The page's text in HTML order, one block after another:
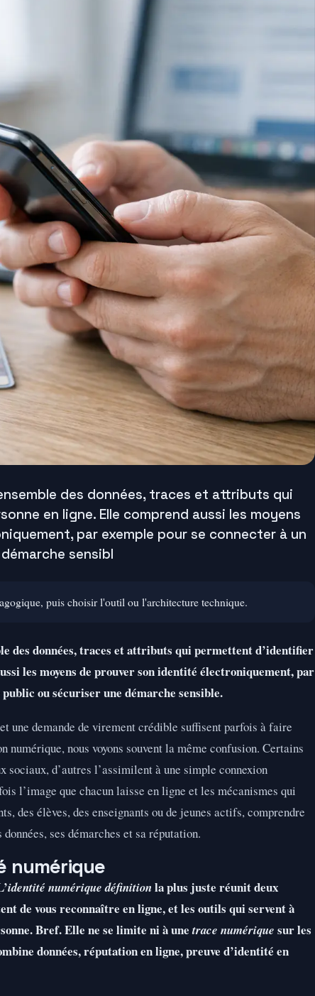
des données, traces et attributs qui
en ligne. Elle comprend aussi les moyens
par exemple pour se connecter à un
sensibl
puis choisir l'outil ou l'architecture technique.
des données, traces et attributs qui permettent d’identifier
les moyens de prouver son identité électroniquement, par
ou sécuriser une démarche sensible.
une demande de virement crédible suffisent parfois à faire
numérique, nous voyons souvent la même confusion. Certains
sociaux, d’autres l’assimilent à une simple connexion
l’image que chacun laisse en ligne et les mécanismes qui
des élèves, des enseignants ou de jeunes actifs, comprendre
ses démarches et sa réputation.
numérique
identité numérique définition la plus juste réunit deux
de vous reconnaître en ligne, et les outils qui servent à
Bref. Elle ne se limite ni à unetrace numérique sur les
données, réputation en ligne, preuve d’identité en